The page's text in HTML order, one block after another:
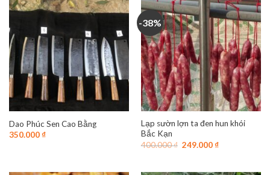
Dao Phúc Sen Cao Bằng
350.000₫
-38%
Lạp sườn lợn ta đen hun khói
Bắc Kạn
400.000₫ Giá
249.000₫Giá